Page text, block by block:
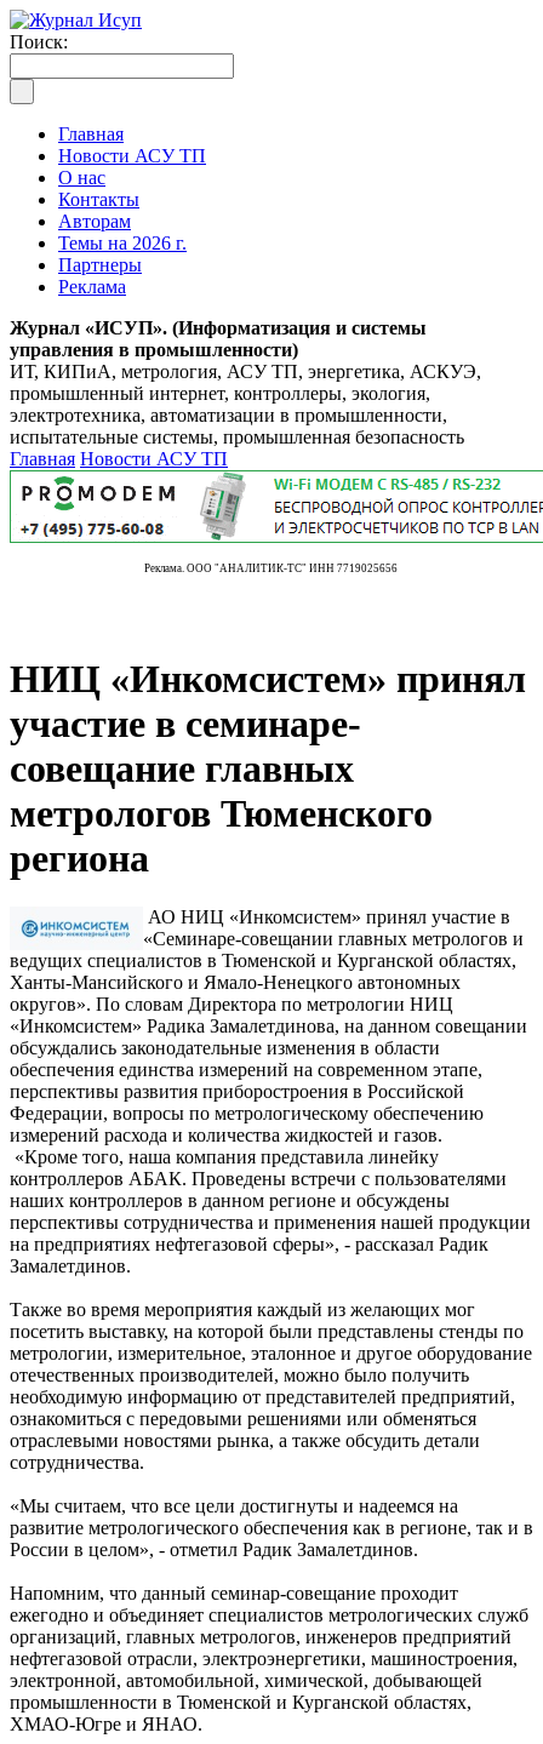
Поиск:
Главная
Новости АСУ ТП
О нас
Контакты
Авторам
Темы на 2026 г.
Партнеры
Реклама
Журнал «ИСУП». (Информатизация и системы
управления в промышленности)
ИТ, КИПиА, метрология, АСУ ТП, энергетика, АСКУЭ,
промышленный интернет, контроллеры, экология,
электротехника, автоматизации в промышленности,
испытательные системы, промышленная безопасность
Главная Новости АСУ ТП
Реклама. ООО "АНАЛИТИК-ТС" ИНН 7719025656
НИЦ «Инкомсистем» принял
участие в семинаре-
совещание главных
метрологов Тюменского
региона
АО НИЦ «Инкомсистем» принял участие в
«Семинаре-совещании главных метрологов и
ведущих специалистов в Тюменской и Курганской областях,
Ханты-Мансийского и Ямало-Ненецкого автономных
округов». По словам Директора по метрологии НИЦ
«Инкомсистем» Радика Замалетдинова, на данном совещании
обсуждались законодательные изменения в области
обеспечения единства измерений на современном этапе,
перспективы развития приборостроения в Российской
Федерации, вопросы по метрологическому обеспечению
измерений расхода и количества жидкостей и газов.
«Кроме того, наша компания представила линейку
контроллеров АБАК. Проведены встречи с пользователями
наших контроллеров в данном регионе и обсуждены
перспективы сотрудничества и применения нашей продукции
на предприятиях нефтегазовой сферы», - рассказал Радик
Замалетдинов.
Также во время мероприятия каждый из желающих мог
посетить выставку, на которой были представлены стенды по
метрологии, измерительное, эталонное и другое оборудование
отечественных производителей, можно было получить
необходимую информацию от представителей предприятий,
ознакомиться с передовыми решениями или обменяться
отраслевыми новостями рынка, а также обсудить детали
сотрудничества.
«Мы считаем, что все цели достигнуты и надеемся на
развитие метрологического обеспечения как в регионе, так и в
России в целом», - отметил Радик Замалетдинов.
Напомним, что данный семинар-совещание проходит
ежегодно и объединяет специалистов метрологических служб
организаций, главных метрологов, инженеров предприятий
нефтегазовой отрасли, электроэнергетики, машиностроения,
электронной, автомобильной, химической, добывающей
промышленности в Тюменской и Курганской областях,
ХМАО-Югре и ЯНАО.